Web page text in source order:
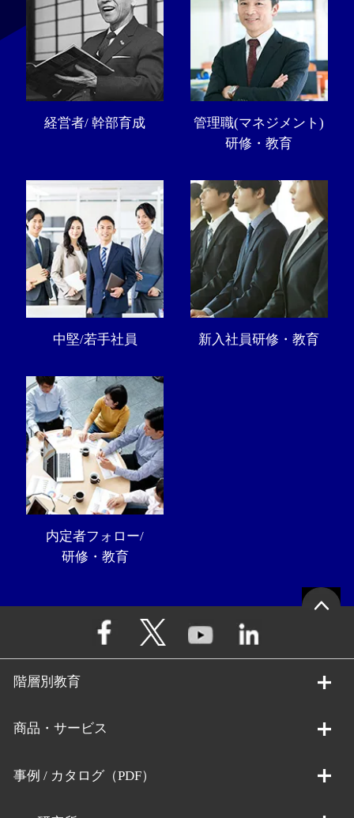
経営者/ 幹部育成
管理職(マネジメント)
研修・教育
中堅/若手社員 新入社員研修・教育
内定者フォロー/
研修・教育
階層別教育
商品・サービス
事例 / カタログ（PDF）